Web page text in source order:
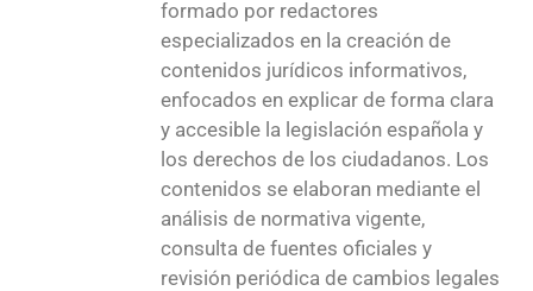
formado por redactores
especializados en la creación de
contenidos jurídicos informativos,
enfocados en explicar de forma clara
y accesible la legislación española y
los derechos de los ciudadanos. Los
contenidos se elaboran mediante el
análisis de normativa vigente,
consulta de fuentes oficiales y
revisión periódica de cambios legales